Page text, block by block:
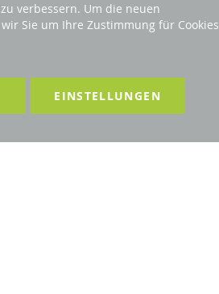
verbessern. Um die neuen
Sie um Ihre Zustimmung für
EINSTELLUNGEN